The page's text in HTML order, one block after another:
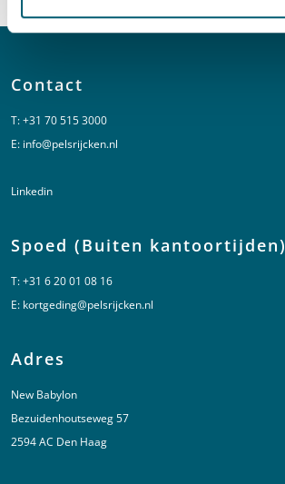
Contact
T:+31 70 515 3000
E: info@pelsrijcken.nl
Linkedin
Spoed (Buiten kantoortijden)
T:+31 6 20 01 08 16
E: kortgeding@pelsrijcken.nl
Adres
New Babylon
Bezuidenhoutseweg 57
2594 AC Den Haag